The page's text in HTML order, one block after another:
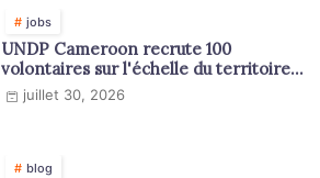
jobs
UNDP Cameroon recrute 100
volontaires sur l'échelle du territoire
national
juillet 30, 2026
blog